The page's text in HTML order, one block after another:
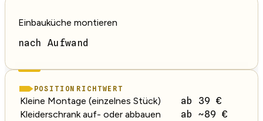
Einbauküche montieren
nach Aufwand
POSITION RICHTWERT
Kleine Montage (einzelnes Stück)
ab 39 €
Kleiderschrank auf- oder abbauen
ab ~89 €